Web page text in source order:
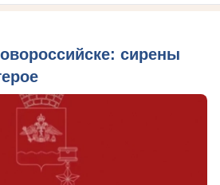
сирены